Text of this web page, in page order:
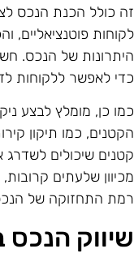
כולל הכנת הנכס
פוטנציאליים,
של הנכס.
לאפשר ללקוחות
כן, מומלץ לבצע
כמו תיקון
שיכולים
שלעתים
התחזוקה של
הנכס